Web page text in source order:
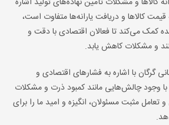
کالاها و دریافت یارانه‌ها متفاوت است،
کمک می‌کند تا فعالان اقتصادی با دقت و
و مشکلات کاهش یابد.
گرگان با اشاره به فشارهای اقتصادی و
وجود چالش‌هایی مانند کمبود ذرت و مشکلات
و تعامل مثبت مسئولان، انگیزه و امید ما را برای